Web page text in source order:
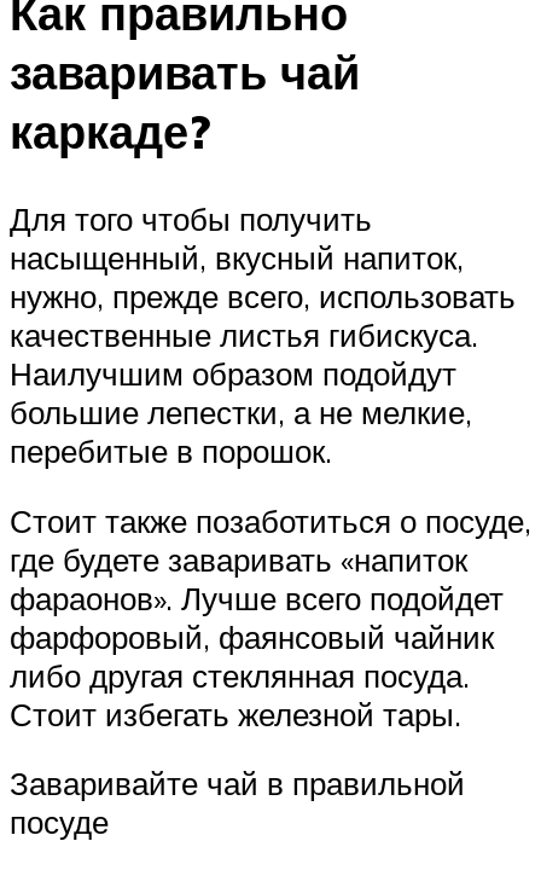
Как правильно
заваривать чай
каркаде?
Для того чтобы получить
насыщенный, вкусный напиток,
нужно, прежде всего, использовать
качественные листья гибискуса.
Наилучшим образом подойдут
большие лепестки, а не мелкие,
перебитые в порошок.
Стоит также позаботиться о посуде,
где будете заваривать «напиток
фараонов». Лучше всего подойдет
фарфоровый, фаянсовый чайник
либо другая стеклянная посуда.
Стоит избегать железной тары.
Заваривайте чай в правильной
посуде